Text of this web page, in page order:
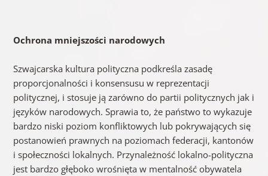
Ochrona mniejszości narodowych
Szwajcarska kultura polityczna podkreśla zasadę
proporcjonalności i konsensusu w reprezentacji
politycznej, i stosuje ją zarówno do partii politycznych jak i
języków narodowych. Sprawia to, że państwo to wykazuje
bardzo niski poziom konfliktowych lub pokrywających się
postanowień prawnych na poziomach federacji, kantonów
i społeczności lokalnych. Przynależność lokalno-polityczna
jest bardzo głęboko wrośnięta w mentalność obywatela